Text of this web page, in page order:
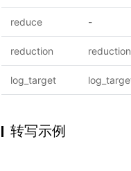
reduce -
reduction reduction
log_target
转写示例